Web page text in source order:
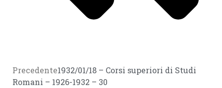
Precedente1932/01/18 – Corsi superiori di Studi
Romani – 1926-1932 – 30